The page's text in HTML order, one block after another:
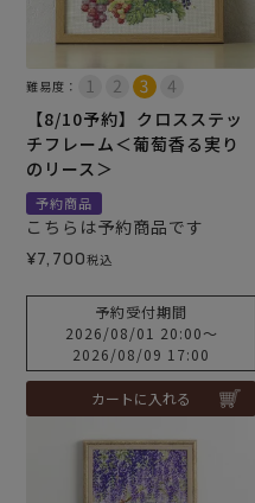
難易度：
【8/10予約】クロスステッ
チフレーム＜葡萄香る実り
のリース＞
予約商品
こちらは予約商品です
¥7,700税込
予約受付期間
2026/08/01 20:00〜
2026/08/09 17:00
カートに入れる